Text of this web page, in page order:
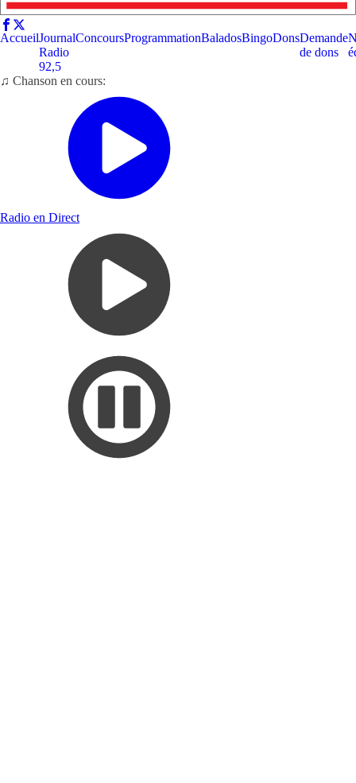
AccueilJournal
Radio
92,5
ConcoursProgrammationBaladosBingoDonsDemande
de dons
♫ Chanson en cours:
Radio en Direct